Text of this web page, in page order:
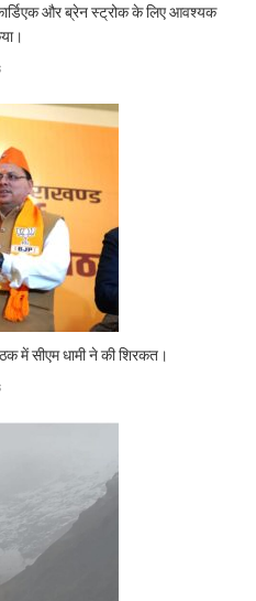
और ब्रेन स्ट्रोक के लिए आवश्यक
में सीएम धामी ने की शिरकत।